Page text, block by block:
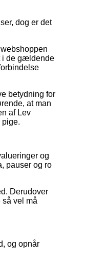
dog er det
i de gældende
betydning for
at man
af Lev
pige.
og
pauser og ro
Derudover
vel må
og opnår